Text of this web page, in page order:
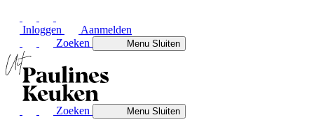
Inloggen
Aanmelden
Zoeken
MenuSluiten
Zoeken MenuSluiten